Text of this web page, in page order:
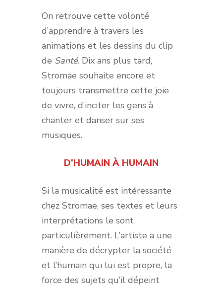
On retrouve cette volonté
d’apprendre à travers les
animations et les dessins du clip
de Santé. Dix ans plus tard,
Stromae souhaite encore et
toujours transmettre cette joie
de vivre, d’inciter les gens à
chanter et danser sur ses
musiques.
D’HUMAIN À HUMAIN
Si la musicalité est intéressante
chez Stromae, ses textes et leurs
interprétations le sont
particulièrement. L’artiste a une
manière de décrypter la société
et l’humain qui lui est propre, la
force des sujets qu’il dépeint